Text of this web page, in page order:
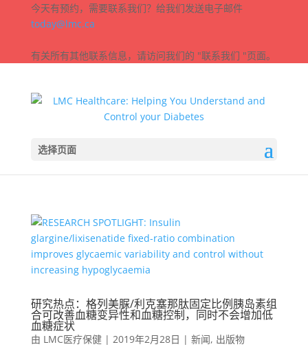
今天有预约，需要联系我们？给我们发送电子邮件
today@lmc.ca
有关所有其他联系信息，请访问我们的 "联系我们 "页面。
选择页面
研究热点：格列美脲/利克塞那肽固定比例胰岛素组
合可改善血糖变异性和血糖控制，同时不会增加低
血糖症状
由 LMC医疗保健| 2019年2月28日 | 新闻, 出版物